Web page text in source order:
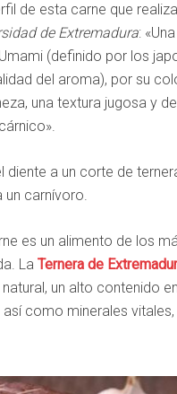
de esta carne que
de Extremadura:
(definido por los
del aroma), por su
una textura jugosa y
a un corte de
un carnívoro.
es un alimento de los
La Ternera de
un alto contenido
como minerales